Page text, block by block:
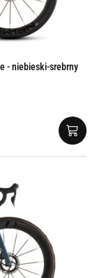
- niebieski-srebrny